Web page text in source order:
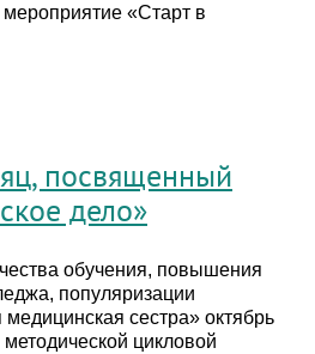
«Старт в
посвященный
дело»
обучения, повышения
популяризации
сестра» октябрь
цикловой